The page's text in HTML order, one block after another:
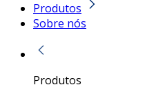
Produtos
Sobre nós
Produtos